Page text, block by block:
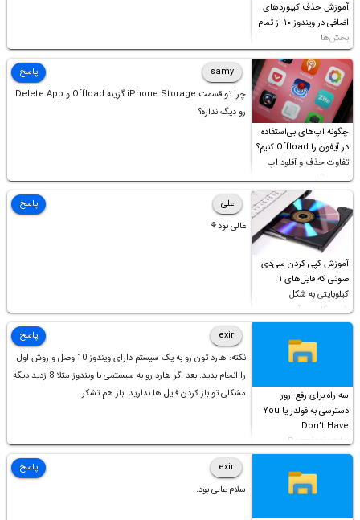
آموزش حذف کیبوردهای
اضافی در ویندوز ۱۰ از تمام
بخش‌ها
چگونه اپ‌های بی‌استفاده
در آیفون را Offload کنیم؟
تفاوت حذف و آفلود اپ
چیست؟
samy
چرا تو قسمت iPhone Storage گزینه Offload و Delete App
رو دیگ نداره؟
پاسخ
آموزش کپی کردن سی‌دی
صوتی که فایل‌های ۱
کیلوبایتی به شکل
شورت‌کات در آن موجود
است!
علی
عالی بود⚘
پاسخ
سه راه برای رفع ارور
دسترسی به فولدر یا You
Don’t Have
Permission to
Access this folder
exir
نکته: هارد تون رو به یک سیستم دارای ویندوز 10 وصل و روش اول
را انجام بدید. بعد اگر هارد رو به سیستمی با ویندوز مثلا 8 زدید دیگه
مشکلی تو باز کردن فایل ها ندارید. باز هم تشکر
پاسخ
exir
سلام عالی بود.
پاسخ